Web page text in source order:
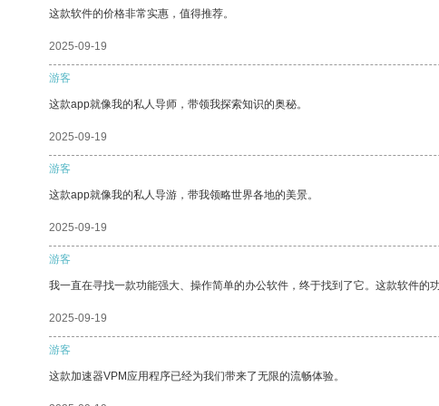
这款软件的价格非常实惠，值得推荐。
2025-09-19
游客
这款app就像我的私人导师，带领我探索知识的奥秘。
2025-09-19
游客
这款app就像我的私人导游，带我领略世界各地的美景。
2025-09-19
游客
我一直在寻找一款功能强大、操作简单的办公软件，终于找到了它。这款软件的
2025-09-19
游客
这款加速器VPM应用程序已经为我们带来了无限的流畅体验。